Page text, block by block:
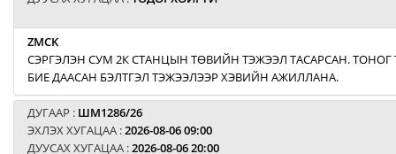
ZMCK
СЭРГЭЛЭН СУМ 2К СТАНЦЫН ТӨВИЙН ТЭЖЭЭЛ ТАСАРСАН.
БИЕ ДААСАН БЭЛТГЭЛ ТЭЖЭЭЛЭЭР ХЭВИЙН АЖИЛЛАНА.
ДУГААР : ШМ1286/26
ЭХЛЭХ ХУГАЦАА :2026-08-06 09:00
ДУУСАХ ХУГАЦАА :2026-08-06 20:00